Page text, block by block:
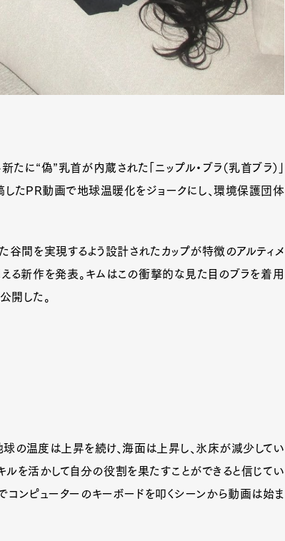
たに“偽”乳首が内蔵された「ニップル・ブラ（乳首ブラ）」
したPR動画で地球温暖化をジョークにし、環境保護団体
谷間を実現するよう設計されたカップが特徴のアルティメ
える新作を発表。キムはこの衝撃的な見た目のブラを着用
開した。
球の温度は上昇を続け、海面は上昇し、氷床が減少してい
ルを活かして自分の役割を果たすことができると信じてい
コンピューターのキーボードを叩くシーンから動画は始ま